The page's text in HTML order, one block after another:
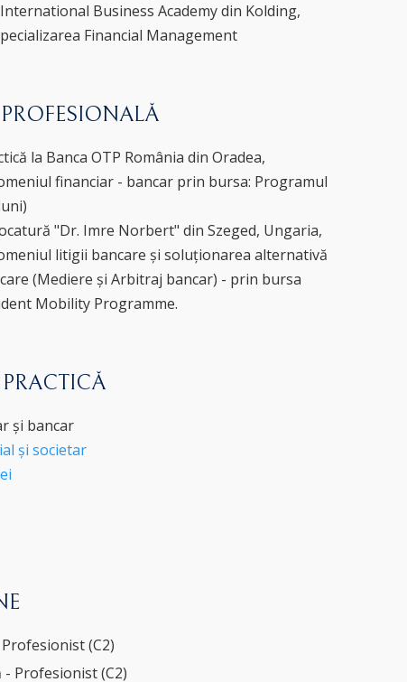
Business Academy din Kolding,
Financial Management
la Banca OTP România din Oradea,
financiar - bancar prin bursa: Programul
"Dr. Imre Norbert" din Szeged, Ungaria,
litigii bancare și soluționarea alternativă
(Mediere și Arbitraj bancar) - prin bursa
Mobility Programme.
și bancar
și societar
(C2)
Profesionist (C2)